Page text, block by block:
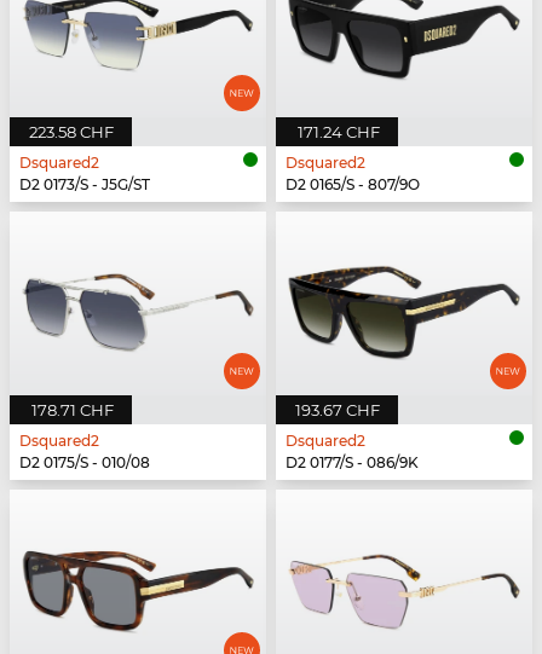
223.58 CHF
Dsquared2
D2 0173/S - J5G/ST
171.24 CHF
Dsquared2
D2 0165/S - 807/9O
178.71 CHF
Dsquared2
D2 0175/S - 010/08
193.67 CHF
Dsquared2
D2 0177/S - 086/9K